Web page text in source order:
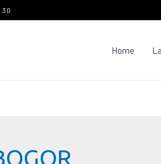
Home